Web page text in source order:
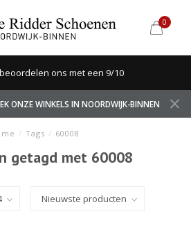
0
ons met een 9/10
ONZE WINKELS IN NOORDWIJK-BINNEN
/ Tags / 60008
getagd met 60008